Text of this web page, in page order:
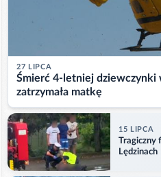
27 LIPCA
Śmierć 4-letniej dziewczynki
zatrzymała matkę
15 LIPCA
Lędzinach